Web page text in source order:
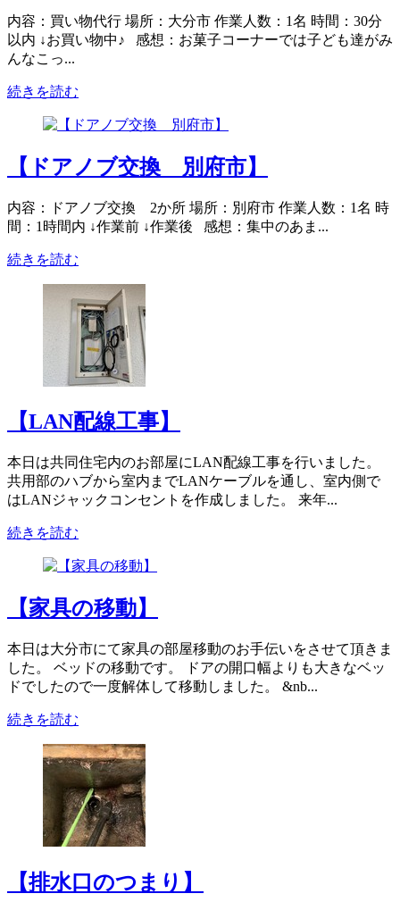
内容：買い物代行 場所：大分市 作業人数：1名 時間：30分
以内 ↓お買い物中♪ 感想：お菓子コーナーでは子ども達がみ
んなこっ...
続きを読む
【ドアノブ交換 別府市】
内容：ドアノブ交換 2か所 場所：別府市 作業人数：1名 時
間：1時間内 ↓作業前 ↓作業後 感想：集中のあま...
続きを読む
【LAN配線工事】
本日は共同住宅内のお部屋にLAN配線工事を行いました。
共用部のハブから室内までLANケーブルを通し、室内側で
はLANジャックコンセントを作成しました。 来年...
続きを読む
【家具の移動】
本日は大分市にて家具の部屋移動のお手伝いをさせて頂きま
した。 ベッドの移動です。 ドアの開口幅よりも大きなベッ
ドでしたので一度解体して移動しました。 &nb...
続きを読む
【排水口のつまり】